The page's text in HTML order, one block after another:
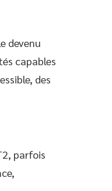
devenu
capables
des
parfois